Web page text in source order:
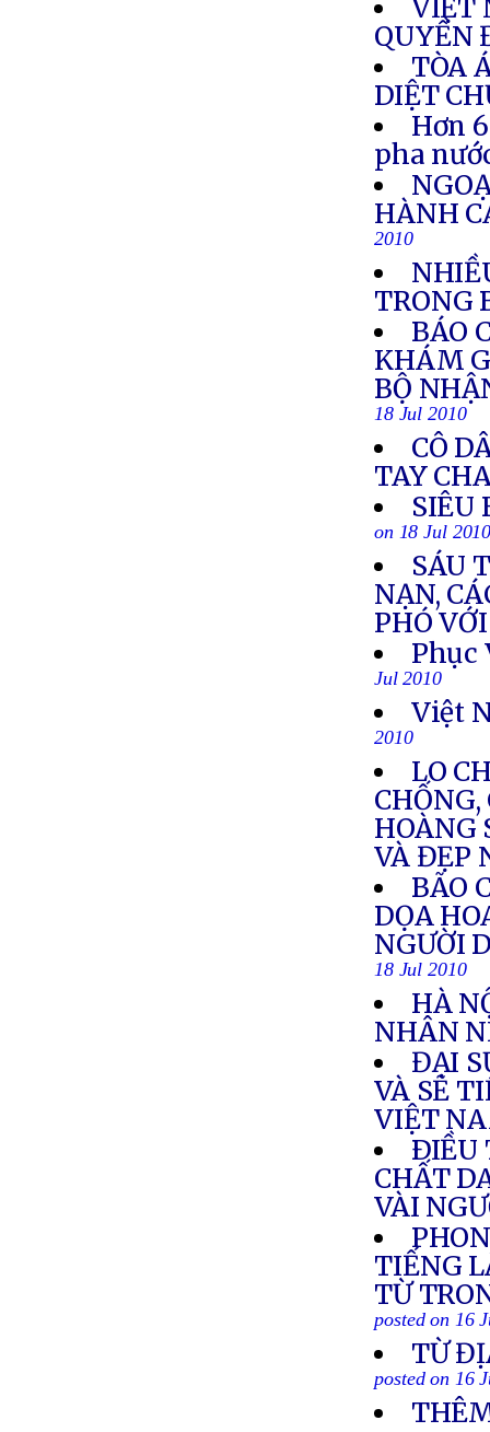
VIỆT
QUYỀN
TÒA
DIỆT
Hơn
pha
HÀNH
2010
TRONG
BÁO
KHÁM
BỘ
18 Jul 2010
CÔ
TAY
SIÊU
on 18 Jul
SÁU
NẠN,
PHÓ
Phục
Jul 2010
Việt
2010
LO
HOÀNG
VÀ ĐẸP
BÃO
DỌA
NGƯỜI
18 Jul 2010
HÀ
NHÂN
ĐẠI
VÀ SẼ
VIỆT
ÐIỀU
CHẤT
VÀI
TIẾNG
TỪ
posted on 16
TỪ
posted on 16